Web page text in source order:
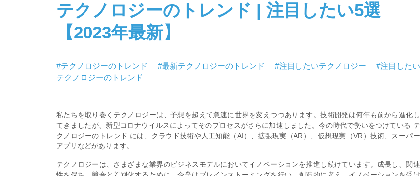
テクノロジーのトレンド | 注目したい5選
【2023年最新】
#テクノロジーのトレンド #最新テクノロジーのトレンド #注目したいテクノロジー
#注目したい
テクノロジーのトレンド
私たちを取り巻くテクノロジーは、予想を超えて急速に世界を変えつつあります。技術開発は何年も前から進化し
てきましたが、新型コロナウイルスによってそのプロセスがさらに加速しました。今の時代で勢いをつけている テ
クノロジーのトレンド には、クラウド技術や人工知能（AI）、拡張現実（AR）、仮想現実（VR）技術、スーパー
アプリなどがあります。
テクノロジーは、さまざまな業界のビジネスモデルにおいてイノベーションを推進し続けています。成長し、関連
性を保ち、競合と差別化するために、企業はブレインストーミングを行い、創造的に考え、イノベーションを受け